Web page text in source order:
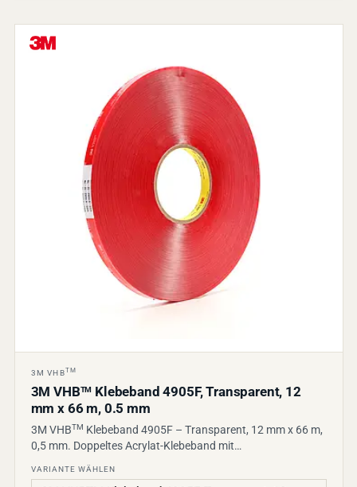
3M VHBTM
3M VHBTM Klebeband 4905F, Transparent, 12
mm x 66 m, 0.5 mm
3M VHBTM Klebeband 4905F – Transparent, 12 mm x 66 m,
0,5 mm. Doppeltes Acrylat-Klebeband mit…
VARIANTE WÄHLEN